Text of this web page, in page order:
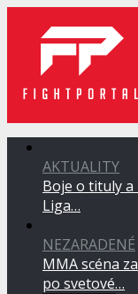
AKTUALITY
Boje o tituly
Liga…
NEZARADENÉ
MMA scéna
po svetové…